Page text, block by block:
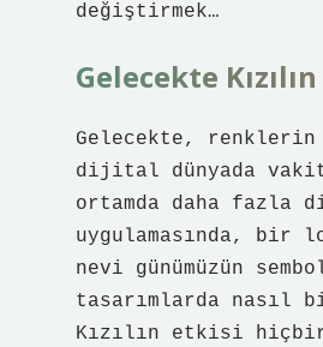
değiştirmek…
Gelecekte
Gelecekte,
dijital dünyada
ortamda daha fazla
uygulamasında, bir
nevi günümüzün
tasarımlarda nasıl
Kızılın etkisi hiçbir